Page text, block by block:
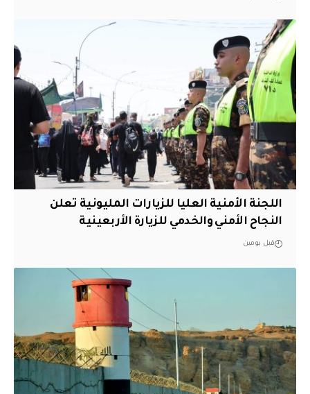
اللجنة الأمنية العليا للزيارات المليونية تعلن
النجاح الأمني والخدمي للزيارة الأربعينية
قبل يومين